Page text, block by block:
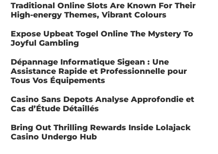
Traditional Online Slots Are Known For Their
High-energy Themes, Vibrant Colours
Expose Upbeat Togel Online The Mystery To
Joyful Gambling
Dépannage Informatique Sigean : Une
Assistance Rapide et Professionnelle pour
Tous Vos Équipements
Casino Sans Depots Analyse Approfondie et
Cas d’Étude Détaillés
Bring Out Thrilling Rewards Inside Lolajack
Casino Undergo Hub